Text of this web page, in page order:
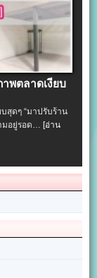
าพตลาดเงียบ
สุดๆ “มาปรับร้าน
มอยู่รอด…[อ่าน